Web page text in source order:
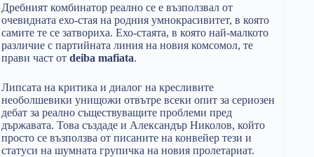
Дребният комбинатор реално се е възползвал от
очевидната ехо-стая на родния умнокрасивитет, в която
самите те се затвориха. Ехо-стаята, в която най-малкото
различие с партийната линия на новия комсомол, те
прави част от deiba mafiata.
Липсата на критика и диалог на кресливите
необолшевики унищожи отвътре всеки опит за сериозен
дебат за реално съществуващите проблеми пред
държавата. Това създаде и Александър Николов, който
просто се възползва от писаните на конвейер тези и
статуси на шумната групичка на новия пролетариат.